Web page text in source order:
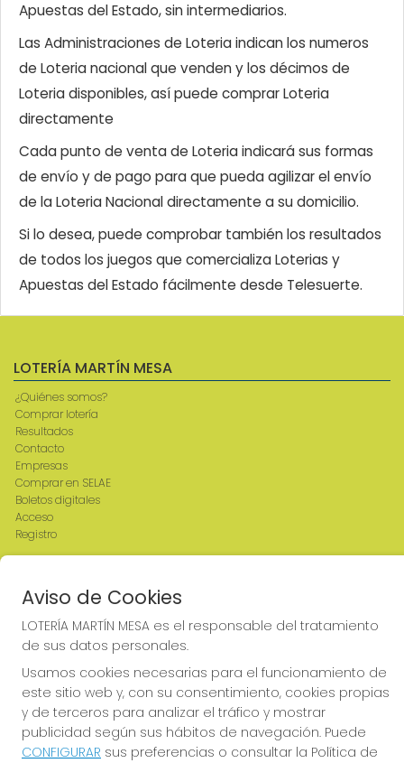
Apuestas del Estado, sin intermediarios.
Las Administraciones de Loteria indican los numeros
de Loteria nacional que venden y los décimos de
Loteria disponibles, así puede comprar Loteria
directamente
Cada punto de venta de Loteria indicará sus formas
de envío y de pago para que pueda agilizar el envío
de la Loteria Nacional directamente a su domicilio.
Si lo desea, puede comprobar también los resultados
de todos los juegos que comercializa Loterias y
Apuestas del Estado fácilmente desde Telesuerte.
LOTERÍA MARTÍN MESA
¿Quiénes somos?
Comprar lotería
Resultados
Contacto
Empresas
Comprar en SELAE
Boletos digitales
Acceso
Registro
CONTACTO
ADMINISTRACION DE LOTERIAS: 2-CIUDAD RODRIGO -
RECEPTOR OFICIAL: 64380
923482019
web@admon2martinmesa.es
Aviso de Cookies
LOTERÍA MARTÍN MESA es el responsable del tratamiento
de sus datos personales.
Usamos cookies necesarias para el funcionamiento de
este sitio web y, con su consentimiento, cookies propias
y de terceros para analizar el tráfico y mostrar
publicidad según sus hábitos de navegación. Puede
CONFIGURAR sus preferencias o consultar la Política de